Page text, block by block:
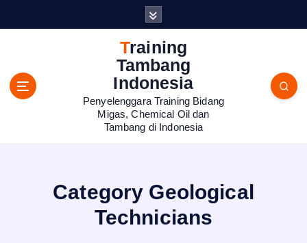
Training
Tambang
Indonesia
Penyelenggara Training Bidang
Migas, Chemical Oil dan
Tambang di Indonesia
Category Geological
Technicians